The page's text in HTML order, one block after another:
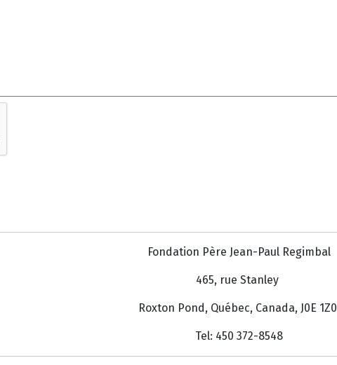
Fondation Père Jean-Paul Regimbal
465, rue Stanley
Roxton Pond, Québec, Canada, J0E 1Z0
Tel: 450 372-8548